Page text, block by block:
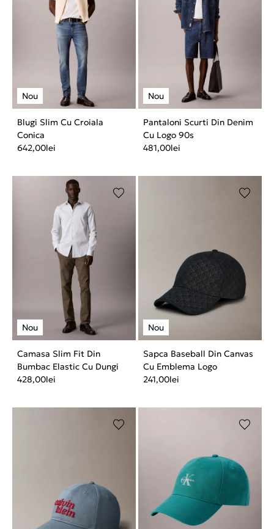
Blugi Slim Cu Croiala
Conica
642,00lei
Pantaloni Scurti Din Denim
Cu Logo 90s
481,00lei
Camasa Slim Fit Din
Bumbac Elastic Cu Dungi
428,00lei
Sapca Baseball Din Canvas
Cu Emblema Logo
241,00lei